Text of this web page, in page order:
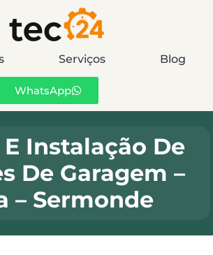
Serviços Blog
WhatsApp
Instalação De
De Garagem –
– Sermonde